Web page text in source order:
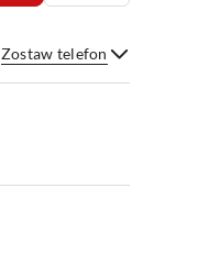
Zostaw telefon
Wyślij